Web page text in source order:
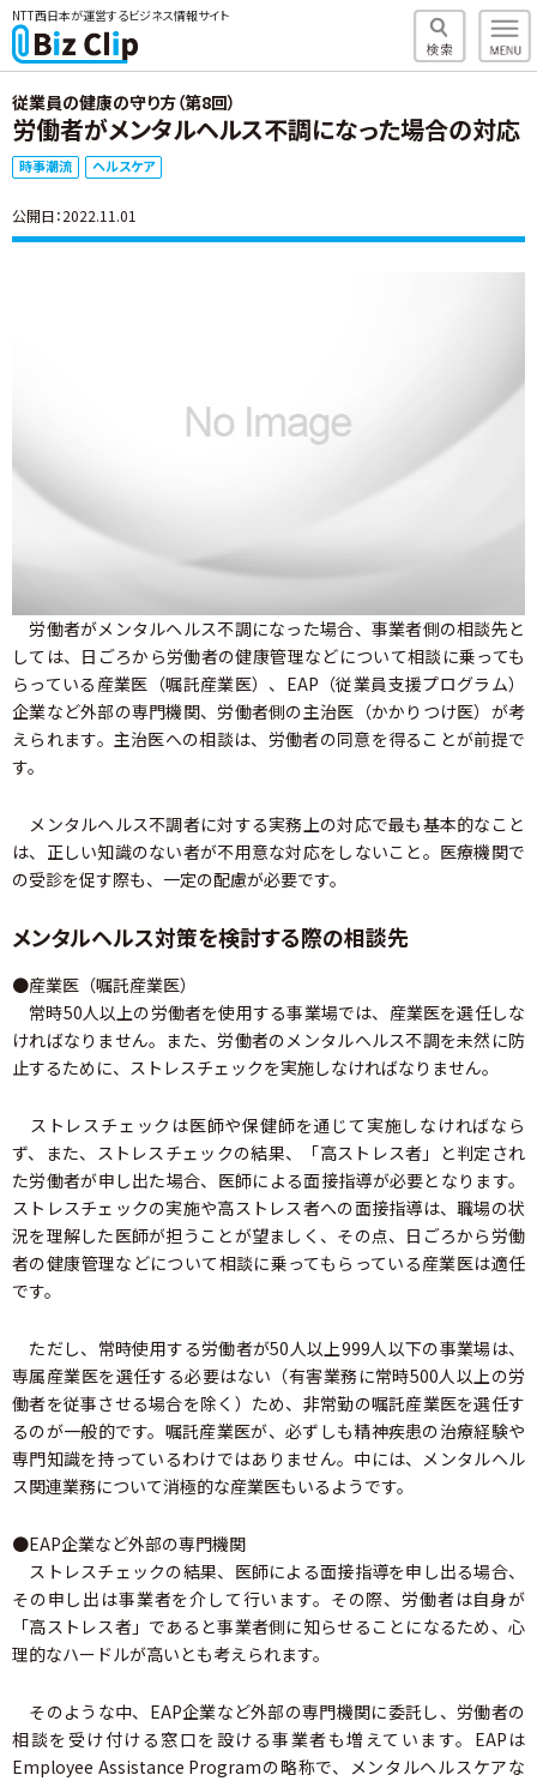
NTT西日本が運営するビジネス情報サイト
従業員の健康の守り方（第8回）
労働者がメンタルヘルス不調になった場合の対応
時事潮流 ヘルスケア
公開日：2022.11.01
労働者がメンタルヘルス不調になった場合、事業者側の相談先と
しては、日ごろから労働者の健康管理などについて相談に乗っても
らっている産業医（嘱託産業医）、EAP（従業員支援プログラム）
企業など外部の専門機関、労働者側の主治医（かかりつけ医）が考
えられます。主治医への相談は、労働者の同意を得ることが前提で
す。
メンタルヘルス不調者に対する実務上の対応で最も基本的なこと
は、正しい知識のない者が不用意な対応をしないこと。医療機関で
の受診を促す際も、一定の配慮が必要です。
メンタルヘルス対策を検討する際の相談先
●産業医（嘱託産業医）
常時50人以上の労働者を使用する事業場では、産業医を選任しな
ければなりません。また、労働者のメンタルヘルス不調を未然に防
止するために、ストレスチェックを実施しなければなりません。
ストレスチェックは医師や保健師を通じて実施しなければなら
ず、また、ストレスチェックの結果、「高ストレス者」と判定され
た労働者が申し出た場合、医師による面接指導が必要となります。
ストレスチェックの実施や高ストレス者への面接指導は、職場の状
況を理解した医師が担うことが望ましく、その点、日ごろから労働
者の健康管理などについて相談に乗ってもらっている産業医は適任
です。
ただし、常時使用する労働者が50人以上999人以下の事業場は、
専属産業医を選任する必要はない（有害業務に常時500人以上の労
働者を従事させる場合を除く）ため、非常勤の嘱託産業医を選任す
るのが一般的です。嘱託産業医が、必ずしも精神疾患の治療経験や
専門知識を持っているわけではありません。中には、メンタルヘル
ス関連業務について消極的な産業医もいるようです。
●EAP企業など外部の専門機関
ストレスチェックの結果、医師による面接指導を申し出る場合、
その申し出は事業者を介して行います。その際、労働者は自身が
「高ストレス者」であると事業者側に知らせることになるため、心
理的なハードルが高いとも考えられます。
そのような中、EAP企業など外部の専門機関に委託し、労働者の
相談を受け付ける窓口を設ける事業者も増えています。EAPは
Employee Assistance Programの略称で、メンタルヘルスケアな